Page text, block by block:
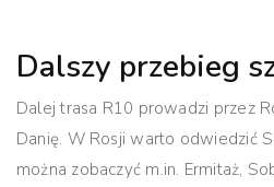
Dalszy przebieg
Dalej trasa R10 prowadzi przez
Danię. W Rosji warto odwiedzić
można zobaczyć m.in. Ermitaż,